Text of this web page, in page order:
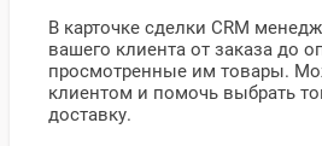
В карточке сделки CRМ
вашего клиента от заказа до
просмотренные им товары.
клиентом и помочь выбрать
доставку.